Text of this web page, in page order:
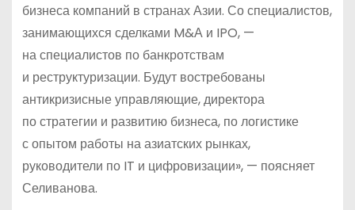
бизнеса компаний в странах Азии. Со специалистов,
занимающихся сделками M&А и IPO, —
на специалистов по банкротствам
и реструктуризации. Будут востребованы
антикризисные управляющие, директора
по стратегии и развитию бизнеса, по логистике
с опытом работы на азиатских рынках,
руководители по IT и цифровизации», — поясняет
Селиванова.